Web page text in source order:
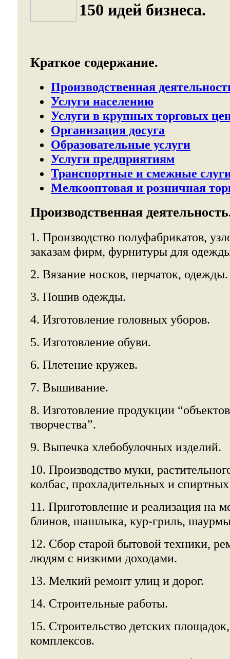
150 идей бизнеса.
Краткое содержание.
Производственная
Услуги населению
Услуги в крупных торговых
Организация досуга
Образовательные услуги
Услуги предприятиям
Транспортные и смежные
Мелкооптовая и розничная
Производственная
1. Производство полуфабрикатов,
заказам фирм, фурнитуры для
2. Вязание носков, перчаток, одежды.
3. Пошив одежды.
4. Изготовление головных уборов.
5. Изготовление обуви.
6. Плетение кружев.
7. Вышивание.
8. Изготовление продукции
творчества”.
9. Выпечка хлебобулочных изделий.
10. Производство муки,
колбас, прохладительных и
11. Приготовление и реализация на
блинов, шашлыка, кур-гриль,
12. Сбор старой бытовой техники,
людям с низкими доходами.
13. Мелкий ремонт улиц и дорог.
14. Строительные работы.
15. Строительство детских
комплексов.